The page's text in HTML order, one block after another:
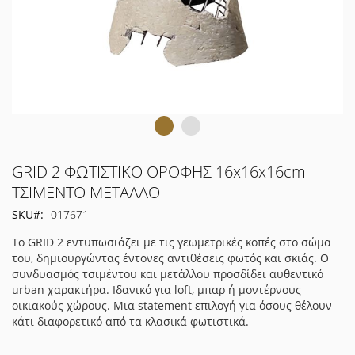
Μετάβαση
στην
αρχή
της
εικόνων
GRID 2 ΦΩΤΙΣΤΙΚΟ ΟΡΟΦΗΣ 16x16x16cm
ΤΣΙΜΕΝΤΟ ΜΕΤΑΛΛΟ
SKU
017671
Το GRID 2 εντυπωσιάζει με τις γεωμετρικές κοπές στο σώμα
του, δημιουργώντας έντονες αντιθέσεις φωτός και σκιάς. Ο
συνδυασμός τσιμέντου και μετάλλου προσδίδει αυθεντικό
urban χαρακτήρα. Ιδανικό για loft, μπαρ ή μοντέρνους
οικιακούς χώρους. Μια statement επιλογή για όσους θέλουν
κάτι διαφορετικό από τα κλασικά φωτιστικά.